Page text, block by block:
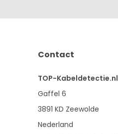
Contact
TOP-Kabeldetectie.nl
Gaffel 6
3891 KD Zeewolde
Nederland